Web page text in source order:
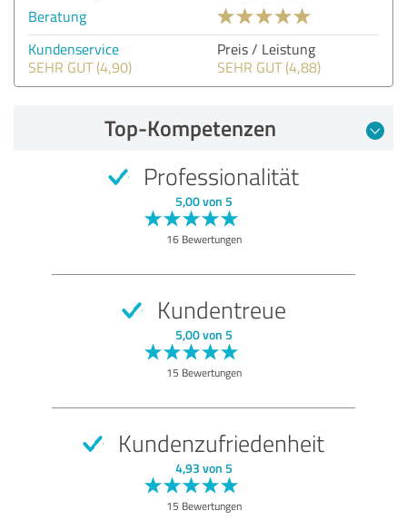
Beratung
Kundenservice
SEHR GUT (4,90)
Preis / Leistung
SEHR GUT (4,88)
Top-Kompetenzen
Professionalität
5,00 von 5
16 Bewertungen
Kundentreue
5,00 von 5
15 Bewertungen
Kundenzufriedenheit
4,93 von 5
15 Bewertungen